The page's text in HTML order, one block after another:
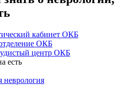
кабинет ОКБ
ОКБ
центр ОКБ
есть
неврология